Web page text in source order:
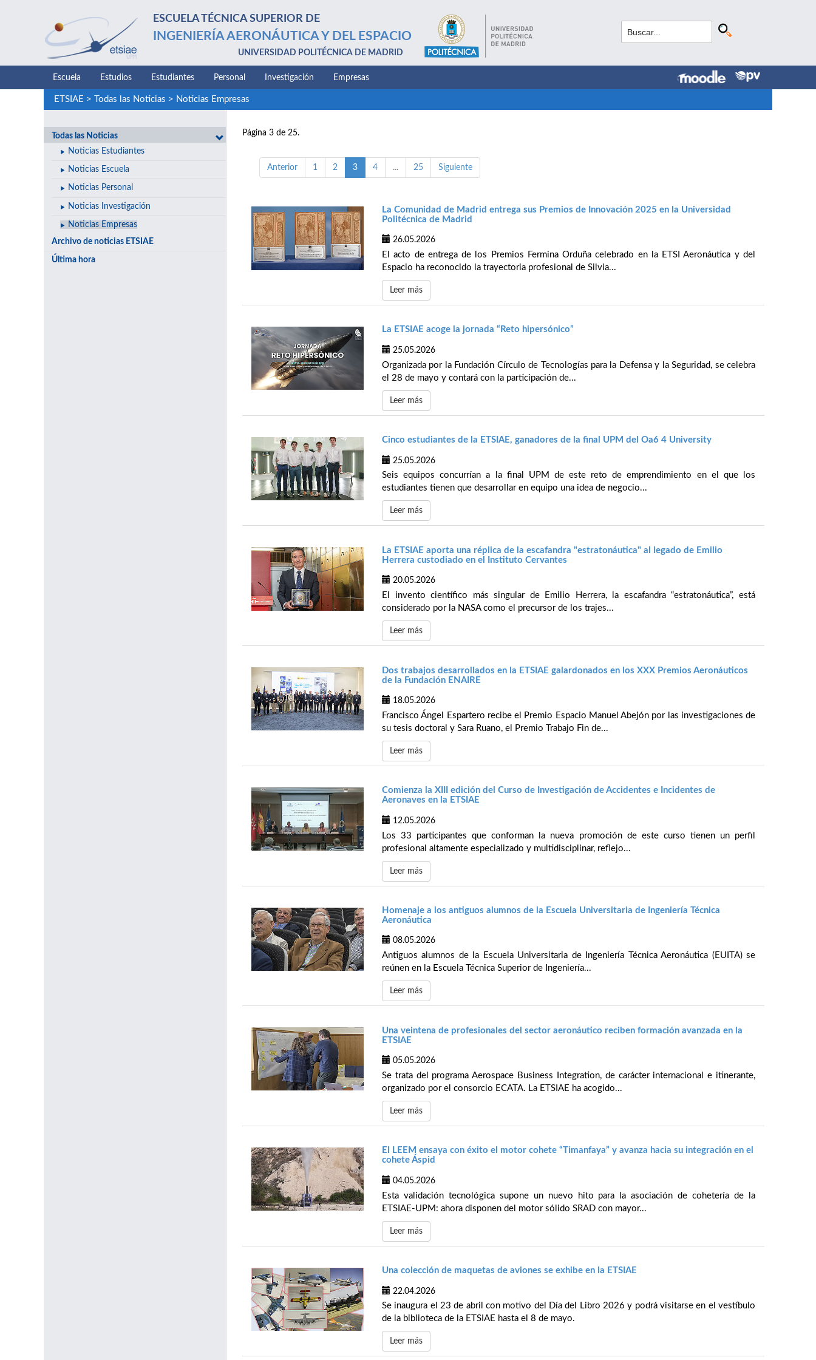
ESCUELA TÉCNICA SUPERIOR DE
INGENIERÍA AERONÁUTICA Y DEL ESPACIO
UNIVERSIDAD POLITÉCNICA DE MADRID
Escuela Estudios Estudiantes Personal Investigación Empresas
ETSIAE > Todas las Noticias > Noticias Empresas
Todas las Noticias
Noticias Estudiantes
Noticias Escuela
Noticias Personal
Noticias Investigación
Noticias Empresas
Archivo de noticias ETSIAE
Última hora
Página 3 de 25.
Anterior 1 2 3 4 ... 25 Siguiente
La Comunidad de Madrid entrega sus Premios de Innovación 2025 en la Universidad
Politécnica de Madrid
26.05.2026
El acto de entrega de los Premios Fermina Orduña celebrado en la ETSI Aeronáutica y del
Espacio ha reconocido la trayectoria profesional de Silvia...
Leer más
La ETSIAE acoge la jornada “Reto hipersónico”
25.05.2026
Organizada por la Fundación Círculo de Tecnologías para la Defensa y la Seguridad, se celebra
el 28 de mayo y contará con la participación de...
Leer más
Cinco estudiantes de la ETSIAE, ganadores de la final UPM del Oa6 4 University
25.05.2026
Seis equipos concurrían a la final UPM de este reto de emprendimiento en el que los
estudiantes tienen que desarrollar en equipo una idea de negocio...
Leer más
La ETSIAE aporta una réplica de la escafandra "estratonáutica" al legado de Emilio
Herrera custodiado en el Instituto Cervantes
20.05.2026
El invento científico más singular de Emilio Herrera, la escafandra “estratonáutica”, está
considerado por la NASA como el precursor de los trajes...
Leer más
Dos trabajos desarrollados en la ETSIAE galardonados en los XXX Premios Aeronáuticos
de la Fundación ENAIRE
18.05.2026
Francisco Ángel Espartero recibe el Premio Espacio Manuel Abejón por las investigaciones de
su tesis doctoral y Sara Ruano, el Premio Trabajo Fin de...
Leer más
Comienza la XIII edición del Curso de Investigación de Accidentes e Incidentes de
Aeronaves en la ETSIAE
12.05.2026
Los 33 participantes que conforman la nueva promoción de este curso tienen un perfil
profesional altamente especializado y multidisciplinar, reflejo...
Leer más
Homenaje a los antiguos alumnos de la Escuela Universitaria de Ingeniería Técnica
Aeronáutica
08.05.2026
Antiguos alumnos de la Escuela Universitaria de Ingeniería Técnica Aeronáutica (EUITA) se
reúnen en la Escuela Técnica Superior de Ingeniería...
Leer más
Una veintena de profesionales del sector aeronáutico reciben formación avanzada en la
ETSIAE
05.05.2026
Se trata del programa Aerospace Business Integration, de carácter internacional e itinerante,
organizado por el consorcio ECATA. La ETSIAE ha acogido...
Leer más
El LEEM ensaya con éxito el motor cohete “Timanfaya” y avanza hacia su integración en el
cohete Áspid
04.05.2026
Esta validación tecnológica supone un nuevo hito para la asociación de cohetería de la
ETSIAE-UPM: ahora disponen del motor sólido SRAD con mayor...
Leer más
Una colección de maquetas de aviones se exhibe en la ETSIAE
22.04.2026
Se inaugura el 23 de abril con motivo del Día del Libro 2026 y podrá visitarse en el vestíbulo
de la biblioteca de la ETSIAE hasta el 8 de mayo.
Leer más